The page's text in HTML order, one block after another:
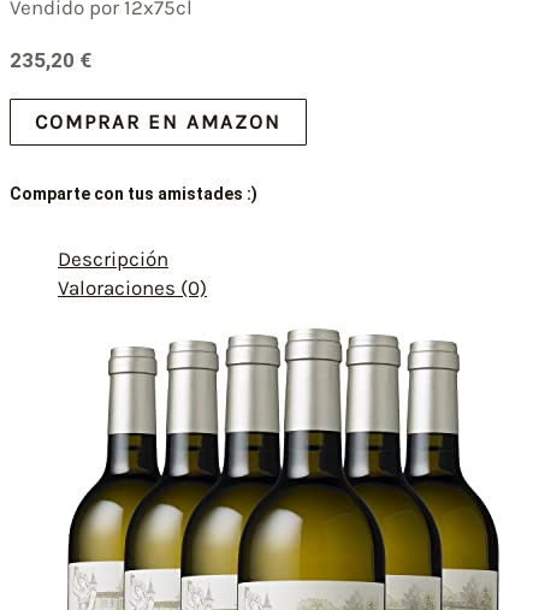
Vendido por 12x75cl
235,20 €
COMPRAR EN AMAZON
Comparte con tus amistades :)
Descripción
Valoraciones (0)